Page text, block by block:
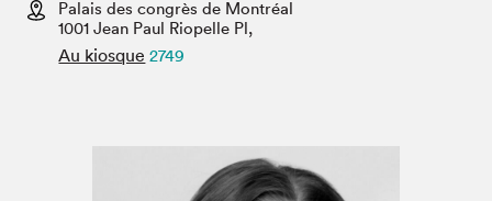
Espace médias
Palais des congrès de Montréal
1001 Jean Paul Riopelle Pl,
Au kiosque 2749